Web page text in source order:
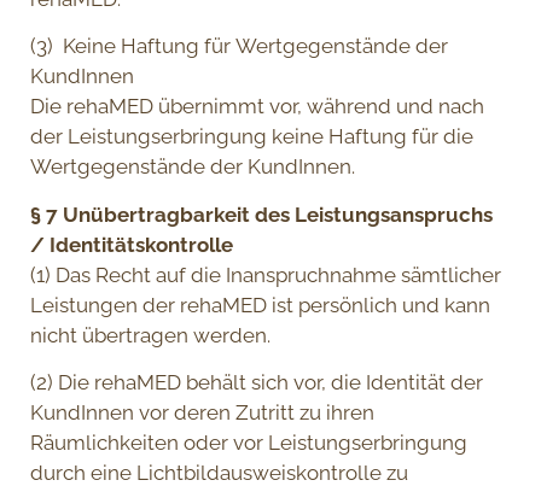
(3) Keine Haftung für Wertgegenstände der
KundInnen
Die rehaMED übernimmt vor, während und nach
der Leistungserbringung keine Haftung für die
Wertgegenstände der KundInnen.
§ 7 Unübertragbarkeit des Leistungsanspruchs
/ Identitätskontrolle
(1) Das Recht auf die Inanspruchnahme sämtlicher
Leistungen der rehaMED ist persönlich und kann
nicht übertragen werden.
(2) Die rehaMED behält sich vor, die Identität der
KundInnen vor deren Zutritt zu ihren
Räumlichkeiten oder vor Leistungserbringung
durch eine Lichtbildausweiskontrolle zu